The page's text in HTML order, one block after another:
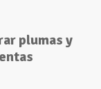
plumas y